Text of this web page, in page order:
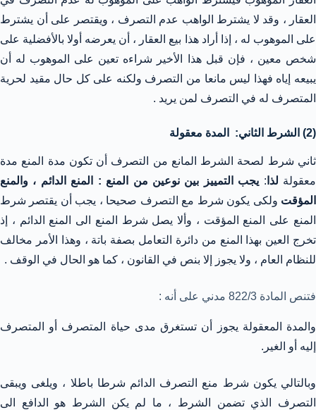
العقار ، وقد لا يشترط الواهب عدم التصرف ، ويقتصر على أن يشترط
على الموهوب له ، إذا أراد هذا بيع العقار ، أن يعرضه أولا بالأفضلية على
شخص معين ، فإن قبل هذا الأخير شراءه تعين على الموهوب له أن
يبيعه إياه فهذا ليس مانعا من التصرف ولكنه على كل حال مقيد لحرية
المتصرف له في التصرف لمن يريد .
(2) الشرط الثاني: المدة معقولة
ثاني شرط لصحة الشرط المانع من التصرف أن تكون مدة المنع مدة
معقولة لذا : يجب التمييز بين نوعين من المنع : المنع الدائم ، والمنع
المؤقت ولكى يكون شرط مع التصرف صحيحا ، يجب أن يقتصر شرط
المنع على المنع المؤقت ، وألا يصل شرط المنع الى المنع الدائم ، إذ
تخرج العين بهذا المنع من دائرة التعامل بصفة باتة ، وهذا الأمر مخالف
للنظام العام ، ولا يجوز إلا بنص في القانون ، كما هو الحال في الوقف .
فتنص المادة 822/3 مدني على أنه :
والمدة المعقولة يجوز أن تستغرق مدى حياة المتصرف أو المتصرف
إليه أو الغير.
وبالتالي يكون شرط منع التصرف الدائم شرطا باطلا ، ويلغى ويبقى
التصرف الذي تضمن الشرط ، ما لم يكن الشرط هو الدافع الى